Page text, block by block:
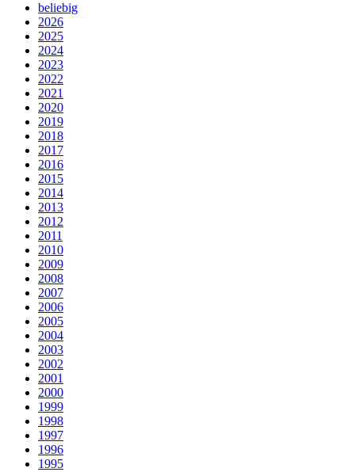
beliebig
2026
2025
2024
2023
2022
2021
2020
2019
2018
2017
2016
2015
2014
2013
2012
2011
2010
2009
2008
2007
2006
2005
2004
2003
2002
2001
2000
1999
1998
1997
1996
1995